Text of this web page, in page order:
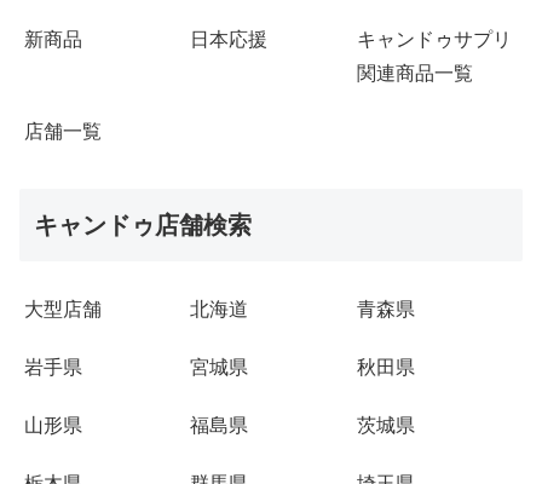
新商品 日本応援
キャンドゥサプリ
関連商品一覧
店舗一覧
キャンドゥ店舗検索
大型店舗 北海道 青森県
岩手県 宮城県 秋田県
山形県 福島県 茨城県